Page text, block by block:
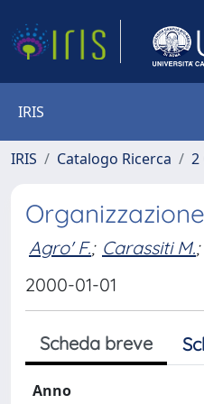
IRIS
IRIS Catalogo Ricerca 2
Agro' F.; Carassiti M.;
2000-01-01
Scheda breve
Anno